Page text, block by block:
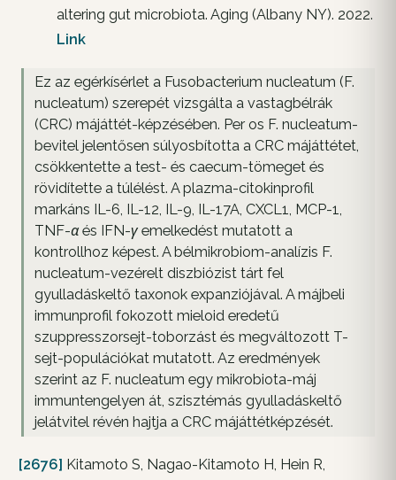
altering gut microbiota. Aging (Albany NY). 2022.
Link
Ez az egérkísérlet a Fusobacterium nucleatum (F.
nucleatum) szerepét vizsgálta a vastagbélrák
(CRC) májáttét-képzésében. Per os F. nucleatum-
bevitel jelentősen súlyosbította a CRC májáttétet,
csökkentette a test- és caecum-tömeget és
rövidítette a túlélést. A plazma-citokinprofil
markáns IL-6, IL-12, IL-9, IL-17A, CXCL1, MCP-1,
TNF-α és IFN-γ emelkedést mutatott a
kontrollhoz képest. A bélmikrobiom-analízis F.
nucleatum-vezérelt diszbiózist tárt fel
gyulladáskeltő taxonok expanziójával. A májbeli
immunprofil fokozott mieloid eredetű
szuppresszorsejt-toborzást és megváltozott T-
sejt-populációkat mutatott. Az eredmények
szerint az F. nucleatum egy mikrobiota-máj
immuntengelyen át, szisztémás gyulladáskeltő
jelátvitel révén hajtja a CRC májáttétképzését.
[2676] Kitamoto S, Nagao-Kitamoto H, Hein R,